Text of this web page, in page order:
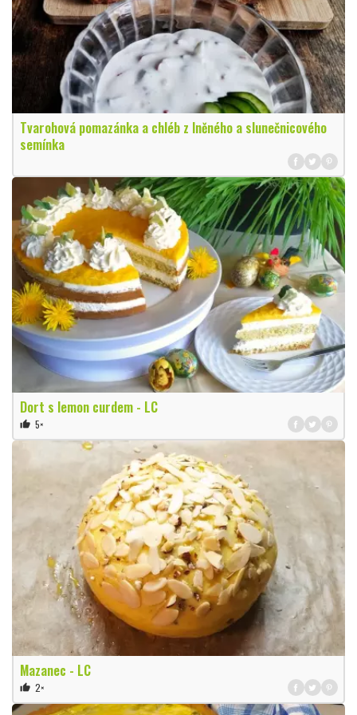
Tvarohová pomazánka a chléb z lněného a slunečnicového
semínka
Dort s lemon curdem - LC
thumb_up 5×
Mazanec - LC
thumb_up 2×